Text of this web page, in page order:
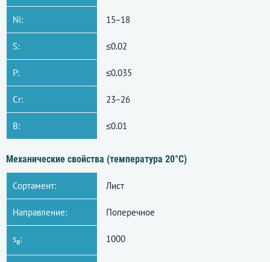
Ni: 15−18
S: ≤0.02
P: ≤0.035
Cr: 23−26
B: ≤0.01
Механические свойства (температура 20°С)
Сортамент: Лист
Направление: Поперечное
sв: 1000